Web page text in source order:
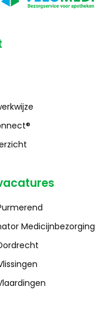
Medicijnbezorging